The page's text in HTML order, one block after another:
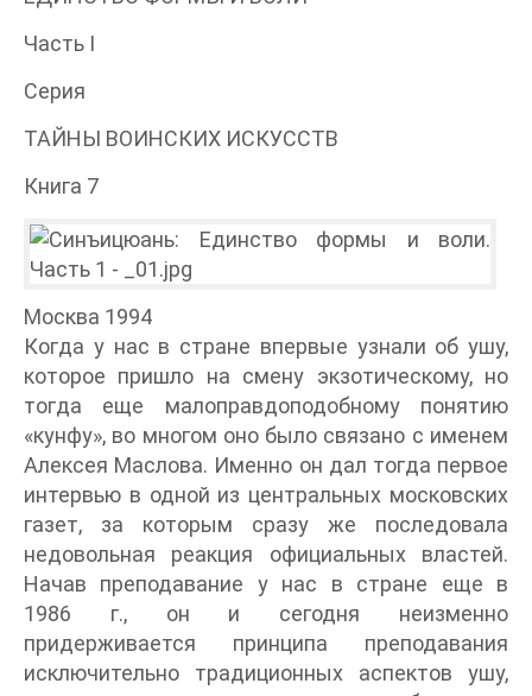
Часть I
Серия
ТАЙНЫ ВОИНСКИХ ИСКУССТВ
Книга 7
Москва 1994
Когда у нас в стране впервые узнали об ушу,
которое пришло на смену экзотическому, но
тогда еще малоправдоподобному понятию
«кунфу», во многом оно было связано с именем
Алексея Маслова. Именно он дал тогда первое
интервью в одной из центральных московских
газет, за которым сразу же последовала
недовольная реакция официальных властей.
Начав преподавание у нас в стране еще в
1986 г., он и сегодня неизменно
придерживается принципа преподавания
исключительно традиционных аспектов ушу,